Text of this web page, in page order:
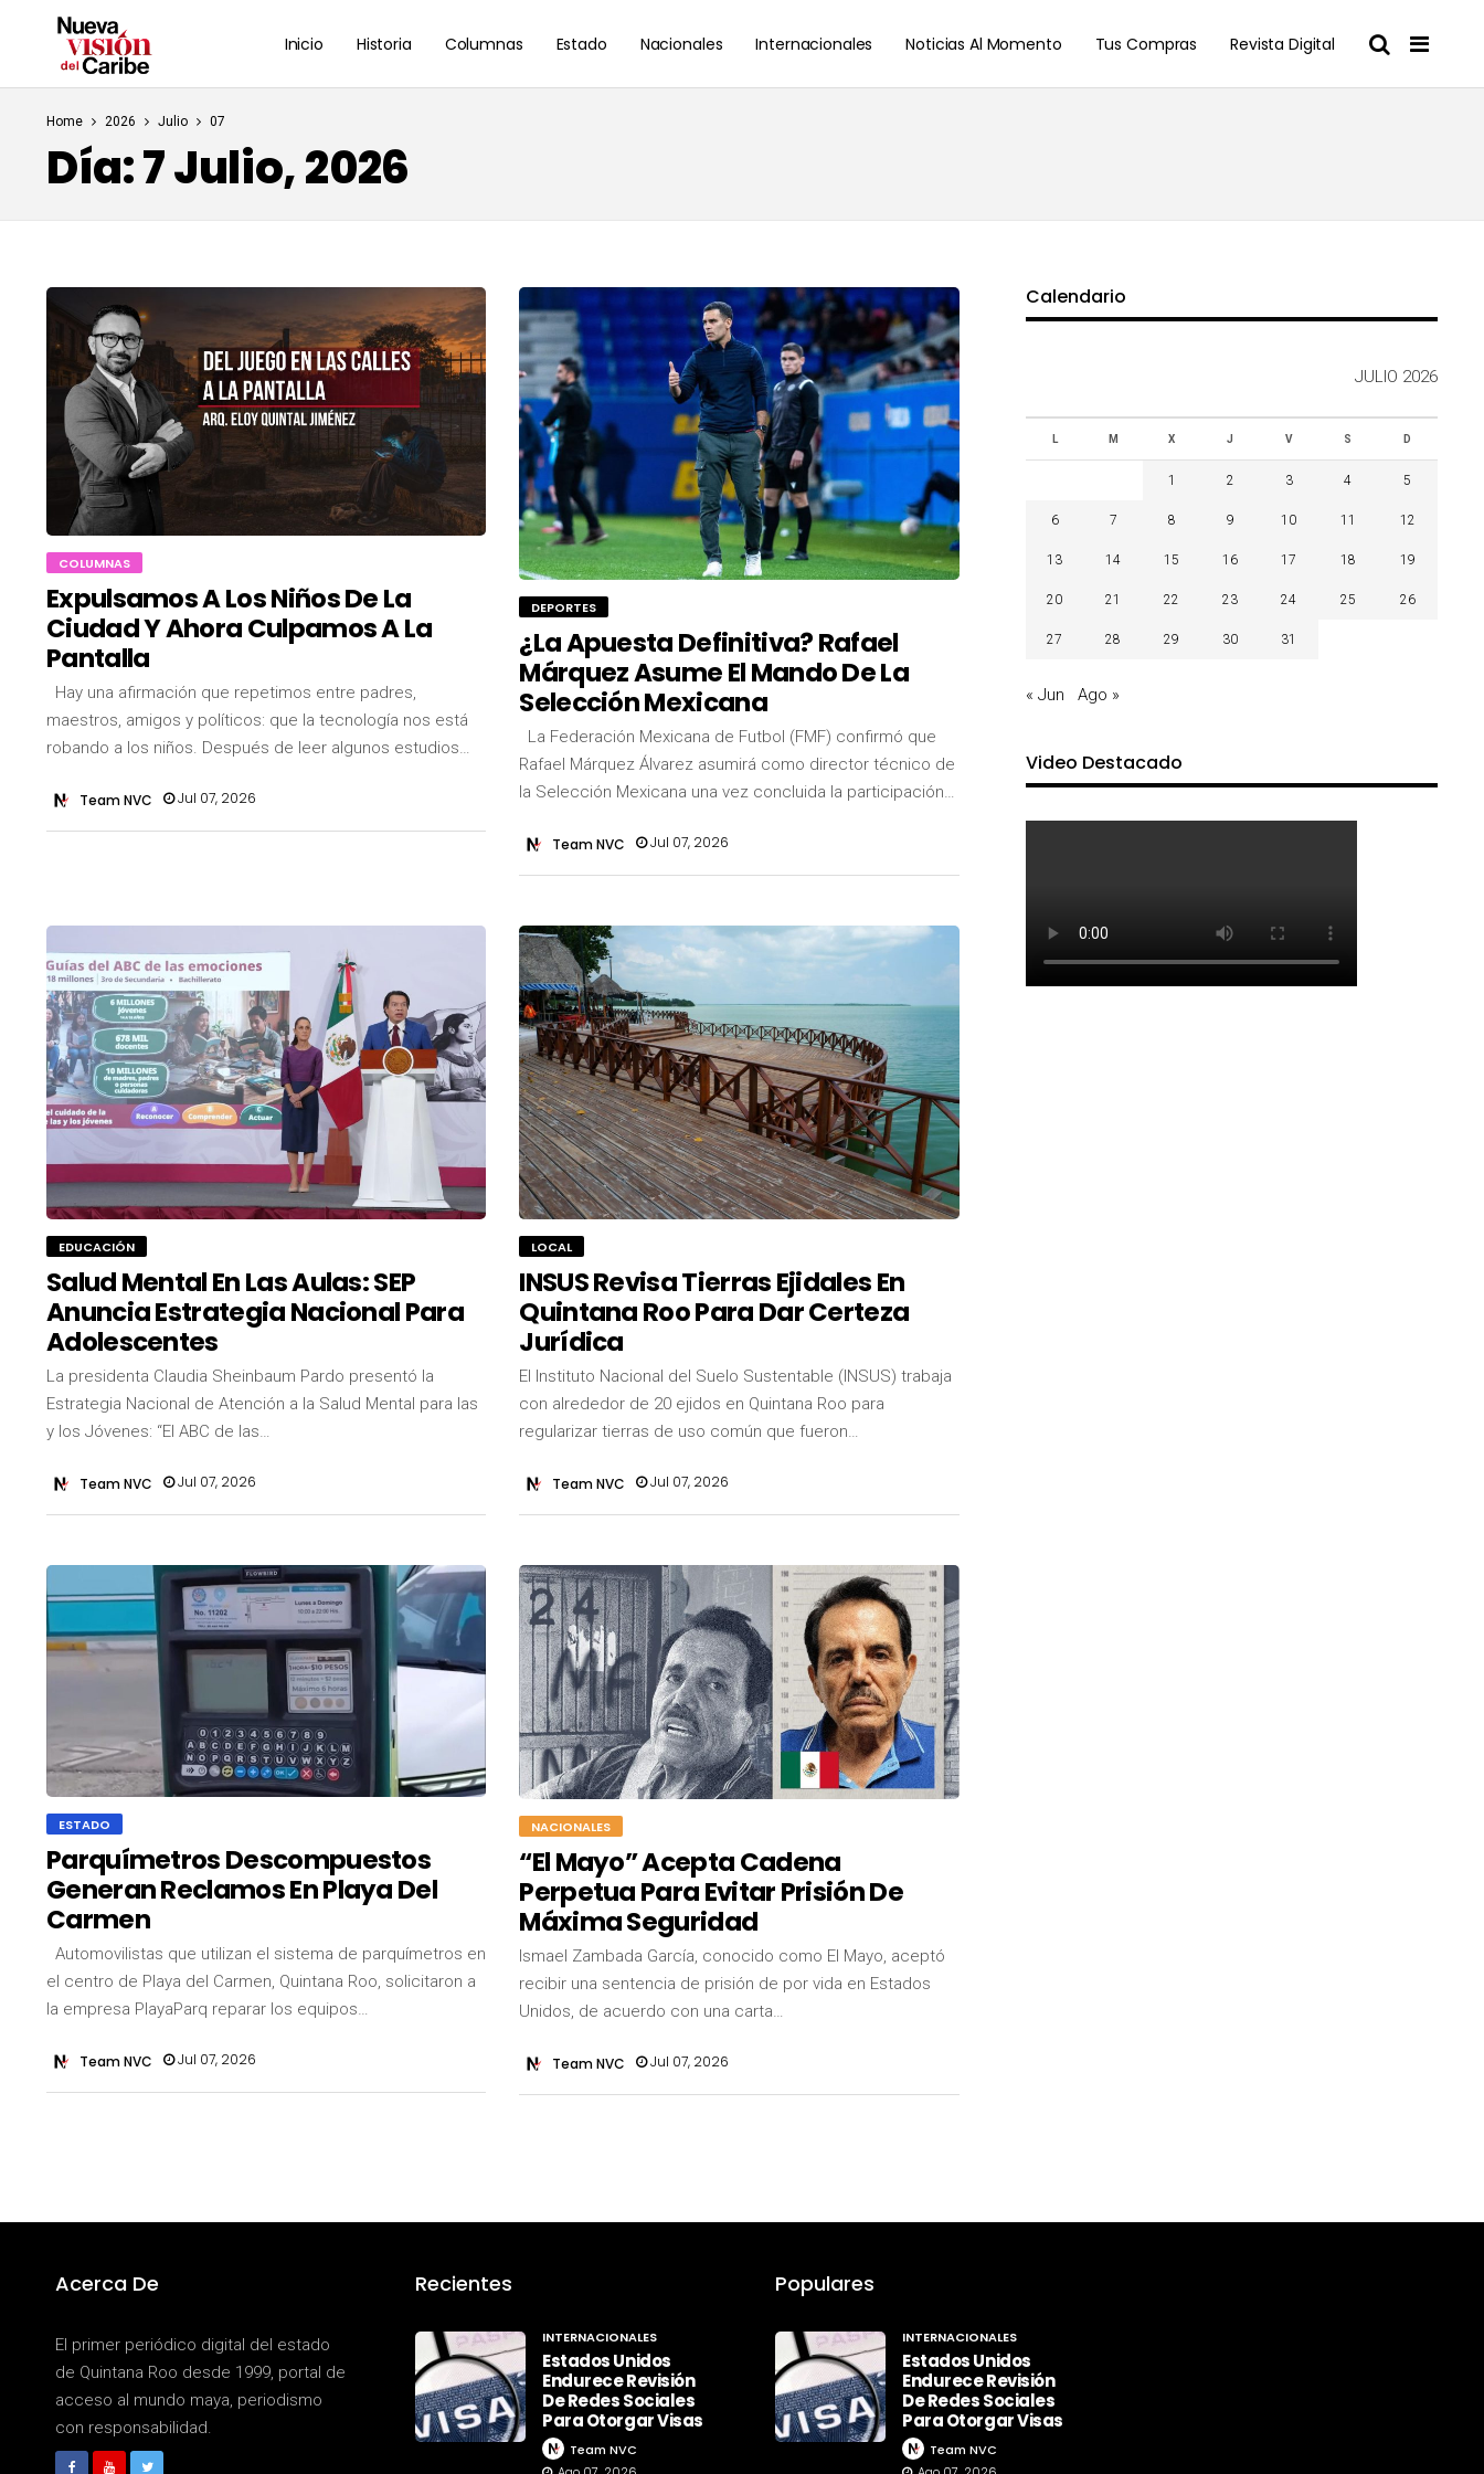
Inicio Historia Columnas Estado Nacionales Internacionales Noticias Al Momento Tus Compras Revista Digital
Home 2026 Julio 07
Día:7 Julio, 2026
COLUMNAS
Expulsamos A Los Niños De La
Ciudad Y Ahora Culpamos A La
Pantalla
Hay una afirmación que repetimos entre padres,
maestros, amigos y políticos: que la tecnología nos está
robando a los niños. Después de leer algunos estudios…
Team NVC Jul 07, 2026
DEPORTES
¿La Apuesta Definitiva? Rafael
Márquez Asume El Mando De La
Selección Mexicana
La Federación Mexicana de Futbol (FMF) confirmó que
Rafael Márquez Álvarez asumirá como director técnico de
la Selección Mexicana una vez concluida la participación…
Team NVC Jul 07, 2026
EDUCACIÓN
Salud Mental En Las Aulas: SEP
Anuncia Estrategia Nacional Para
Adolescentes
La presidenta Claudia Sheinbaum Pardo presentó la
Estrategia Nacional de Atención a la Salud Mental para las
y los Jóvenes: “El ABC de las…
Team NVC Jul 07, 2026
LOCAL
INSUS Revisa Tierras Ejidales En
Quintana Roo Para Dar Certeza
Jurídica
El Instituto Nacional del Suelo Sustentable (INSUS) trabaja
con alrededor de 20 ejidos en Quintana Roo para
regularizar tierras de uso común que fueron…
Team NVC Jul 07, 2026
ESTADO
Parquímetros Descompuestos
Generan Reclamos En Playa Del
Carmen
Automovilistas que utilizan el sistema de parquímetros en
el centro de Playa del Carmen, Quintana Roo, solicitaron a
la empresa PlayaParq reparar los equipos…
Team NVC Jul 07, 2026
NACIONALES
“El Mayo” Acepta Cadena
Perpetua Para Evitar Prisión De
Máxima Seguridad
Ismael Zambada García, conocido como El Mayo, aceptó
recibir una sentencia de prisión de por vida en Estados
Unidos, de acuerdo con una carta…
Team NVC Jul 07, 2026
Calendario
JULIO 2026
L M X J V S D
1 2 3 4 5
6 7 8 9 10 11 12
13 14 15 16 17 18 19
20 21 22 23 24 25 26
27 28 29 30 31
« Jun Ago »
Video Destacado
Acerca De
El primer periódico digital del estado
de Quintana Roo desde 1999, portal de
acceso al mundo maya, periodismo
con responsabilidad.
Recientes
INTERNACIONALES
Estados Unidos
Endurece Revisión
De Redes Sociales
Para Otorgar Visas
Team NVC
Populares
INTERNACIONALES
Estados Unidos
Endurece Revisión
De Redes Sociales
Para Otorgar Visas
Team NVC